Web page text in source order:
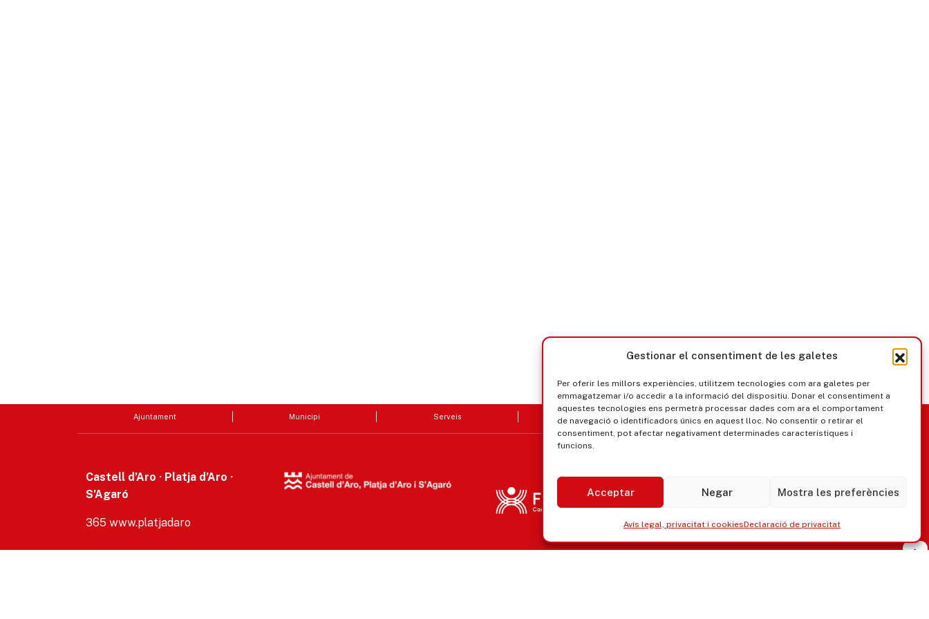
Gestionar el consentiment de les galetes
Per oferir les millors experiències, utilitzem tecnologies com ara galetes per
emmagatzemar i/o accedir a la informació del dispositiu. Donar el consentiment a
aquestes tecnologies ens permetrà processar dades com ara el comportament
de navegació o identificadors únics en aquest lloc. No consentir o retirar el
consentiment, pot afectar negativament determinades característiques i
funcions.
Acceptar Negar Mostra les preferències
Avís legal, privacitat i cookiesDeclaració de privacitat
Ajuntament Municipi Serveis Seu electrònica Govern obert
Castell d’Aro · Platja d’Aro ·
S’Agaró
365 www.platjadaro